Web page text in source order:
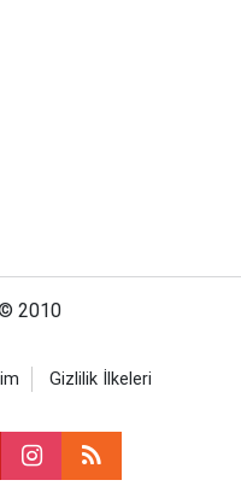
2010
Gizlilik İlkeleri